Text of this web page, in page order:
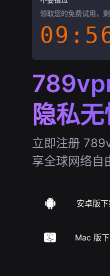
领取您的免费试用，剩
隐私
立即注册
享全球网络自
安卓版
Mac 版